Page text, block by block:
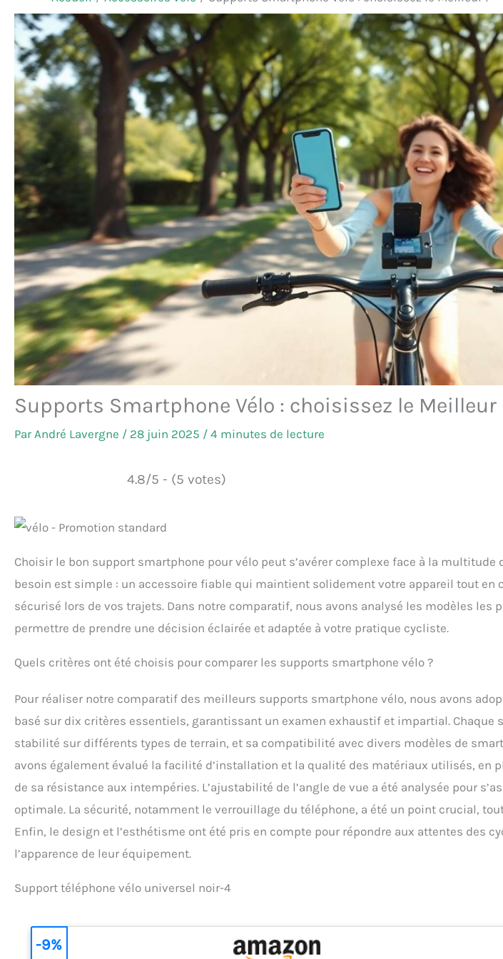
Supports Smartphone Vélo : choisissez le Meilleur
Par André Lavergne / 28 juin 2025 / 4 minutes de lecture
4.8/5 - (5 votes)
Choisir le bon support smartphone pour vélo peut s’avérer complexe face à la multitude
besoin est simple : un accessoire fiable qui maintient solidement votre appareil tout en
sécurisé lors de vos trajets. Dans notre comparatif, nous avons analysé les modèles les
permettre de prendre une décision éclairée et adaptée à votre pratique cycliste.
Quels critères ont été choisis pour comparer les supports smartphone vélo ?
Pour réaliser notre comparatif des meilleurs supports smartphone vélo, nous avons
basé sur dix critères essentiels, garantissant un examen exhaustif et impartial. Chaque
stabilité sur différents types de terrain, et sa compatibilité avec divers modèles de
avons également évalué la facilité d’installation et la qualité des matériaux utilisés, en
de sa résistance aux intempéries. L’ajustabilité de l’angle de vue a été analysée pour
optimale. La sécurité, notamment le verrouillage du téléphone, a été un point crucial,
Enfin, le design et l’esthétisme ont été pris en compte pour répondre aux attentes des
l’apparence de leur équipement.
Support téléphone vélo universel noir-4
-9%